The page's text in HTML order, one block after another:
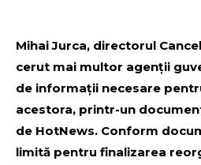
Mihai Jurca, directorul
cerut mai multor agenții
de informații necesare
acestora, printr-un
de HotNews. Conform
limită pentru finalizarea